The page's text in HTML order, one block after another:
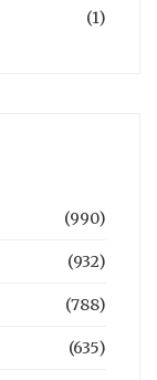
(1)
(990)
(932)
(788)
(635)